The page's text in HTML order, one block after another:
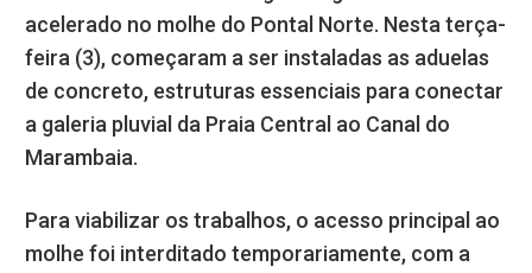
acelerado no molhe do Pontal Norte. Nesta terça-
feira (3), começaram a ser instaladas as aduelas
de concreto, estruturas essenciais para conectar
a galeria pluvial da Praia Central ao Canal do
Marambaia.
Para viabilizar os trabalhos, o acesso principal ao
molhe foi interditado temporariamente, com a